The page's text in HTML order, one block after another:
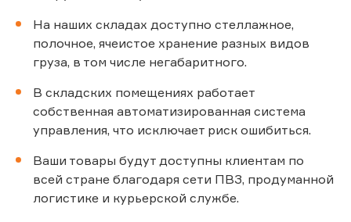
На наших складах доступно стеллажное,
полочное, ячеистое хранение разных видов
груза, в том числе негабаритного.
В складских помещениях работает
собственная автоматизированная система
управления, что исключает риск ошибиться.
Ваши товары будут доступны клиентам по
всей стране благодаря сети ПВЗ, продуманной
логистике и курьерской службе.